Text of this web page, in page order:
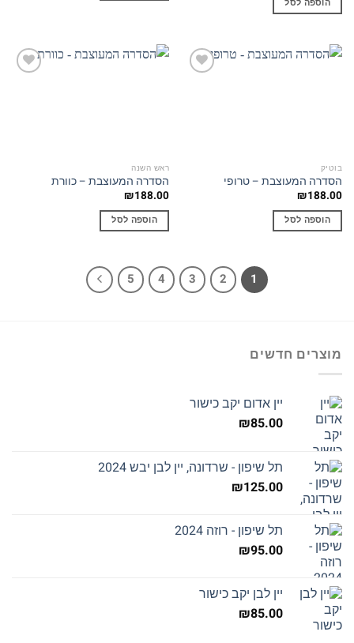
הוספה לסל
בוטיק
הסדרה המעוצבת – טרופי
₪188.00
הוספה לסל
ראש השנה
הסדרה המעוצבת – כוורת
₪188.00
הוספה לסל
1
2
3
4
5
מוצרים חדשים
יין אדום יקב כישור
₪85.00
תל שיפון - שרדונה, יין לבן יבש 2024
₪125.00
תל שיפון - רוזה 2024
₪95.00
יין לבן יקב כישור
₪85.00